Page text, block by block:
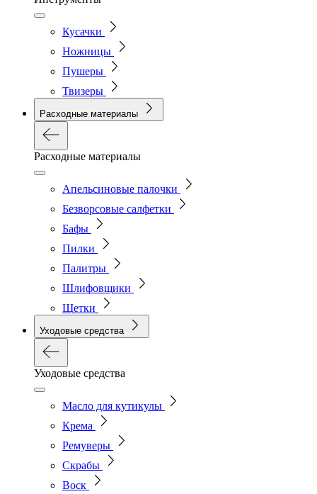
Кусачки
Ножницы
Пушеры
Твизеры
Расходные материалы
Расходные материалы
Апельсиновые палочки
Безворсовые салфетки
Бафы
Пилки
Палитры
Шлифовщики
Щетки
Уходовые средства
Уходовые средства
Масло для кутикулы
Крема
Ремуверы
Скрабы
Воск